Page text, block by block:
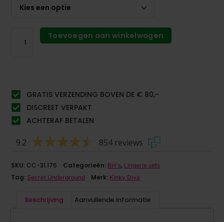
Toevoegen aan winkelwagen
GRATIS VERZENDING BOVEN DE € 80,-
DISCREET VERPAKT
ACHTERAF BETALEN
9.2 854 reviews
SKU: CC-31.176 Categorieën: BH's, Lingerie sets
Tag: Secret Underground Merk: Kinky Diva
Beschrijving Aanvullende informatie